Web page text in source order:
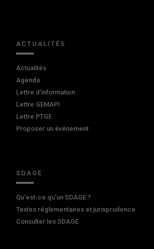
ACTUALITÉS
Actualités
Agenda
Lettre d'information
Lettre GEMAPI
Lettre PTGE
Proposer un événement
SDAGE
Qu'est-ce qu'un SDAGE ?
Textes réglementaires et jurisprudence
Consulter les SDAGE